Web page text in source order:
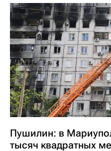
Пушилин: в
тысяч квадратных